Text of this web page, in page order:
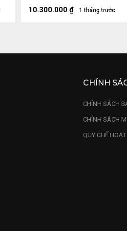
Sâu 23 (cm)
1 tháng trước
10.300.000 ₫
CHÍNH
CHÍNH SÁCH
CHÍNH SÁCH
QUY CHẾ